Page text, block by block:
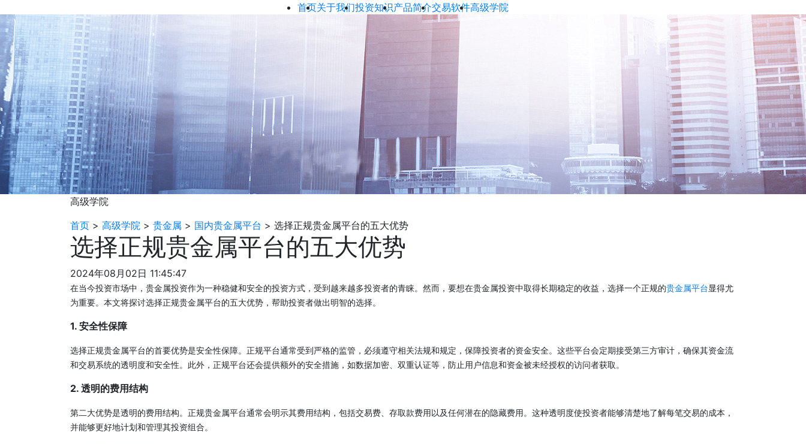
首页关于我们投资知识产品简介交易软件高级学院
高级学院
首页 > 高级学院 > 贵金属 > 国内贵金属平台 > 选择正规贵金属平台的五大优势
选择正规贵金属平台的五大优势
2024年08月02日 11:45:47
在当今投资市场中，贵金属投资作为一种稳健和安全的投资方式，受到越来越多投资者的青睐。然而，要想在贵金属投资中取得长期稳定的收益，选择一个正规的贵金属平台显得尤
为重要。本文将探讨选择正规贵金属平台的五大优势，帮助投资者做出明智的选择。
1. 安全性保障
选择正规贵金属平台的首要优势是安全性保障。正规平台通常受到严格的监管，必须遵守相关法规和规定，保障投资者的资金安全。这些平台会定期接受第三方审计，确保其资金流
和交易系统的透明度和安全性。此外，正规平台还会提供额外的安全措施，如数据加密、双重认证等，防止用户信息和资金被未经授权的访问者获取。
2. 透明的费用结构
第二大优势是透明的费用结构。正规贵金属平台通常会明示其费用结构，包括交易费、存取款费用以及任何潜在的隐藏费用。这种透明度使投资者能够清楚地了解每笔交易的成本，
并能够更好地计划和管理其投资组合。